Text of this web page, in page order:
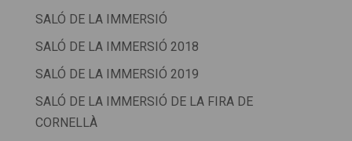
SALÓ DE LA IMMERSIÓ
SALÓ DE LA IMMERSIÓ 2018
SALÓ DE LA IMMERSIÓ 2019
SALÓ DE LA IMMERSIÓ DE LA FIRA DE
CORNELLÀ